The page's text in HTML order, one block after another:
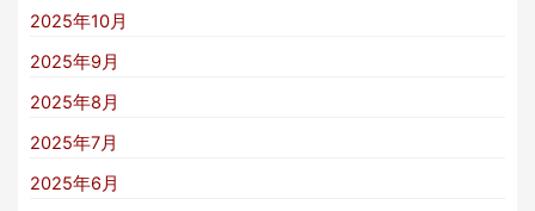
2025年10月
2025年9月
2025年8月
2025年7月
2025年6月